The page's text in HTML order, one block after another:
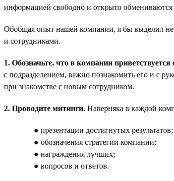
информацией свободно и открыто обмениваются
Обобщая опыт нашей компании, я бы выделил
и сотрудниками.
1. Обозначьте, что в компании
с подразделением, важно познакомить его и с
при знакомстве с новым сотрудником.
2. Проводите митинги. Наверняка в каждой
● презентации достигнутых результатов;
● обозначения стратегии компании;
● награждения лучших;
● вопросов и ответов.